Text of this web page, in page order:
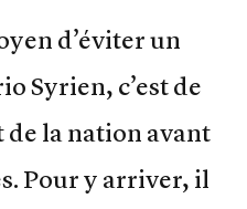
d’éviter un
Syrien, c’est de
de la nation avant
Pour y arriver, il